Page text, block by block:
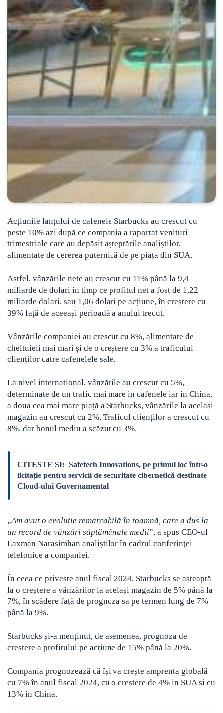
Acțiunile lanțului de cafenele Starbucks au crescut cu
peste 10% azi după ce compania a raportat venituri
trimestriale care au depășit așteptările analiştilor,
alimentate de cererea puternică de pe piața din SUA.
Astfel, vânzările nete au crescut cu 11% până la 9,4
miliarde de dolari in timp ce profitul net a fost de 1,22
miliarde dolari, sau 1,06 dolari pe acțiune, în creștere cu
39% față de aceeași perioadă a anului trecut.
Vânzările companiei au crescut cu 8%, alimentate de
cheltuieli mai mari și de o creștere cu 3% a traficului
clienților către cafenelele sale.
La nivel international, vânzările au crescut cu 5%,
determinate de un trafic mai mare in cafenele iar in China,
a doua cea mai mare piață a Starbucks, vânzările la același
magazin au crescut cu 2%. Traficul clienților a crescut cu
8%, dar bonul mediu a scăzut cu 3%.
CITESTE SI: Safetech Innovations, pe primul loc într-o
licitație pentru servicii de securitate cibernetică destinate
Cloud-ului Guvernamental
„Am avut o evoluție remarcabilă în toamnă, care a dus la
un record de vânzări săptămânale medii”, a spus CEO-ul
Laxman Narasimhan analiştilor în cadrul conferinţei
telefonice a companiei.
În ceea ce privește anul fiscal 2024, Starbucks se așteaptă
la o creștere a vânzărilor la același magazin de 5% până la
7%, în scădere față de prognoza sa pe termen lung de 7%
până la 9%.
Starbucks și-a menținut, de asemenea, prognoza de
creștere a profitului pe acțiune de 15% până la 20%.
Compania prognozează că își va crește amprenta globală
cu 7% în anul fiscal 2024, cu o crestere de 4% in SUA si cu
13% in China.